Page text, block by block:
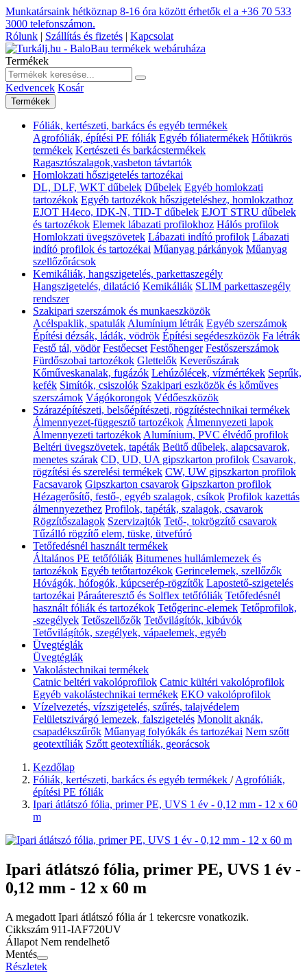
Munkatársaink hétköznap 8-16 óra között érhetők el a +36 70 533
3000 telefonszámon.
Rólunk | Szállítás és fizetés | Kapcsolat
Termékek
Kedvencek Kosár
Termékek
Fóliák, kertészeti, barkács és egyéb termékek
Agrofóliák, építési PE fóliák Egyéb fóliatermékek Hőtükrös
termékek Kertészeti és barkácstermékek
Ragasztószalagok,vasbeton távtartók
Homlokzati hőszigetelés tartozékai
DL, DLF, WKT dűbelek Dűbelek Egyéb homlokzati
tartozékok Egyéb tartozékok hőszigeteléshez, homlokzathoz
EJOT H4eco, IDK-N, TID-T dűbelek EJOT STRU dűbelek
és tartozékok Elemek lábazati profilokhoz Hálós profilok
Homlokzati üvegszövetek Lábazati indító profilok Lábazati
indító profilok és tartozékai Műanyag párkányok Műanyag
szellőzőrácsok
Kemikáliák, hangszigetelés, parkettaszegély
Hangszigetelés, dilatáció Kemikáliák SLIM parkettaszegély
rendszer
Szakipari szerszámok és munkaeszközök
Acélspaklik, spatulák Alumínium létrák Egyéb szerszámok
Építési dézsák, ládák, vödrök Építési segédeszközök Fa létrák
Festő tál, vödör Festőecset Festőhenger Festőszerszámok
Fürdőszobai tartozékok Glettelők Keverőszárak
Kőműveskanalak, fugázók Lehúzólécek, vízmértékek Seprűk,
kefék Simítók, csiszolók Szakipari eszközök és kőműves
szerszámok Vágókorongok Védőeszközök
Szárazépítészeti, belsőépítészeti, rögzítéstechnikai termékek
Álmennyezet-függesztő tartozékok Álmennyezeti lapok
Álmennyezeti tartozékok Alumínium, PVC élvédő profilok
Beltéri üvegszövetek, tapéták Beütő dűbelek, alapcsavarok,
menetes szárak CD, UD, UA gipszkarton profilok Csavarok,
rögzítési és szerelési termékek CW, UW gipszkarton profilok
Facsavarok Gipszkarton csavarok Gipszkarton profilok
Hézagerősítő, festő-, egyéb szalagok, csíkok Profilok kazettás
álmennyezethez Profilok, tapéták, szalagok, csavarok
Rögzítőszalagok Szervizajtók Tető-, tokrögzítő csavarok
Tűzálló rögzítő elem, tüske, ütvefúró
Tetőfedésnél használt termékek
Általános PE tetőfóliák Bitumenes hullámlemezek és
tartozékok Egyéb tetőtartozékok Gerincelemek, szellőzők
Hóvágók, hófogók, kúpcserép-rögzítők Lapostető-szigetelés
tartozékai Páraáteresztő és Solflex tetőfóliák Tetőfedésnél
használt fóliák és tartozékok Tetőgerinc-elemek Tetőprofilok,
-szegélyek Tetőszellőzők Tetővilágítók, kibúvók
Tetővilágítók, szegélyek, vápaelemek, egyéb
Üvegtéglák
Üvegtéglák
Vakolástechnikai termékek
Catnic beltéri vakolóprofilok Catnic kültéri vakolóprofilok
Egyéb vakolástechnikai termékek EKO vakolóprofilok
Vízelvezetés, vízszigetelés, szűrés, talajvédelem
Felületszivárgó lemezek, falszigetelés Monolit aknák,
csapadékszűrők Műanyag folyókák és tartozékai Nem szőtt
geotextíliák Szőtt geotextíliák, georácsok
Kezdőlap
Fóliák, kertészeti, barkács és egyéb termékek /Agrofóliák,
építési PE fóliák
Ipari átlátszó fólia, primer PE, UVS 1 év - 0,12 mm - 12 x 60
m
Ipari átlátszó fólia, primer PE, UVS 1 év -
0,12 mm - 12 x 60 m
A megadott Ipari átlátszó fólia ár 1 tekercsre vonatkozik.
Cikkszám 911-IAF720UV
Állapot Nem rendelhető
Mentés
Részletek